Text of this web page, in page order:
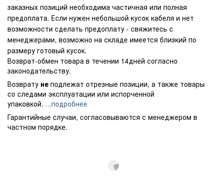
заказных позиций необходима частичная или полная
предоплата. Если нужен небольшой кусок кабеля и нет
возможности сделать предоплату - свяжитесь с
менеджерами, возможно на складе имеется близкий по
размеру готовый кусок.
Возврат-обмен товара в течении 14дней согласно
законодательству.
Возврату не подлежат отрезные позиции, а также товары
со следами эксплуатации или испорченной
упаковкой. ...подробнее
Гарантийные случаи, согласовываются с менеджером в
частном порядке.